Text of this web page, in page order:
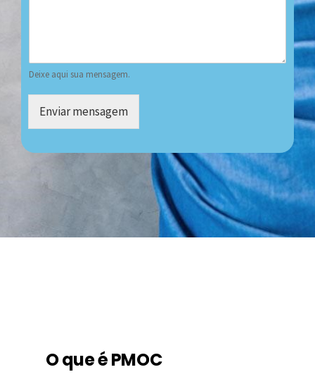
Deixe aqui sua mensagem.
Enviar mensagem
O que é PMOC